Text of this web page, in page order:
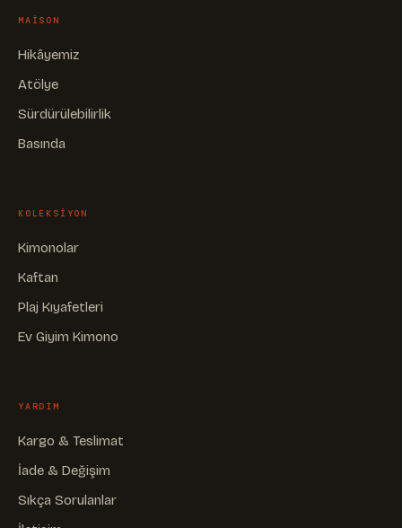
MAISON
Hikâyemiz
Atölye
Sürdürülebilirlik
Basında
KOLEKSIYON
Kimonolar
Kaftan
Plaj Kıyafetleri
Ev Giyim Kimono
YARDIM
Kargo & Teslimat
İade & Değişim
Sıkça Sorulanlar